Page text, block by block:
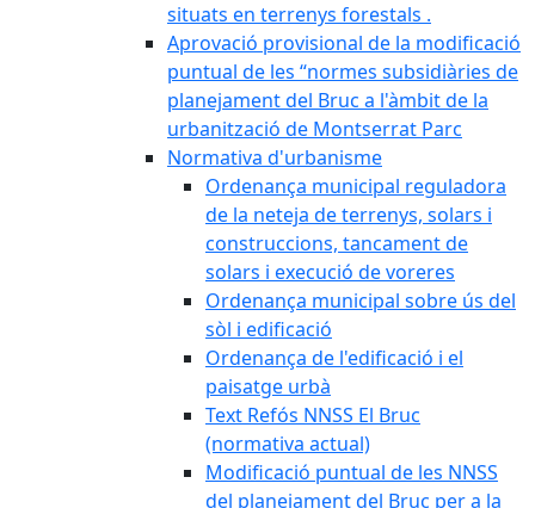
situats en terrenys forestals .
Aprovació provisional de la modificació
puntual de les “normes subsidiàries de
planejament del Bruc a l'àmbit de la
urbanització de Montserrat Parc
Normativa d'urbanisme
Ordenança municipal reguladora
de la neteja de terrenys, solars i
construccions, tancament de
solars i execució de voreres
Ordenança municipal sobre ús del
sòl i edificació
Ordenança de l'edificació i el
paisatge urbà
Text Refós NNSS El Bruc
(normativa actual)
Modificació puntual de les NNSS
del planejament del Bruc per a la